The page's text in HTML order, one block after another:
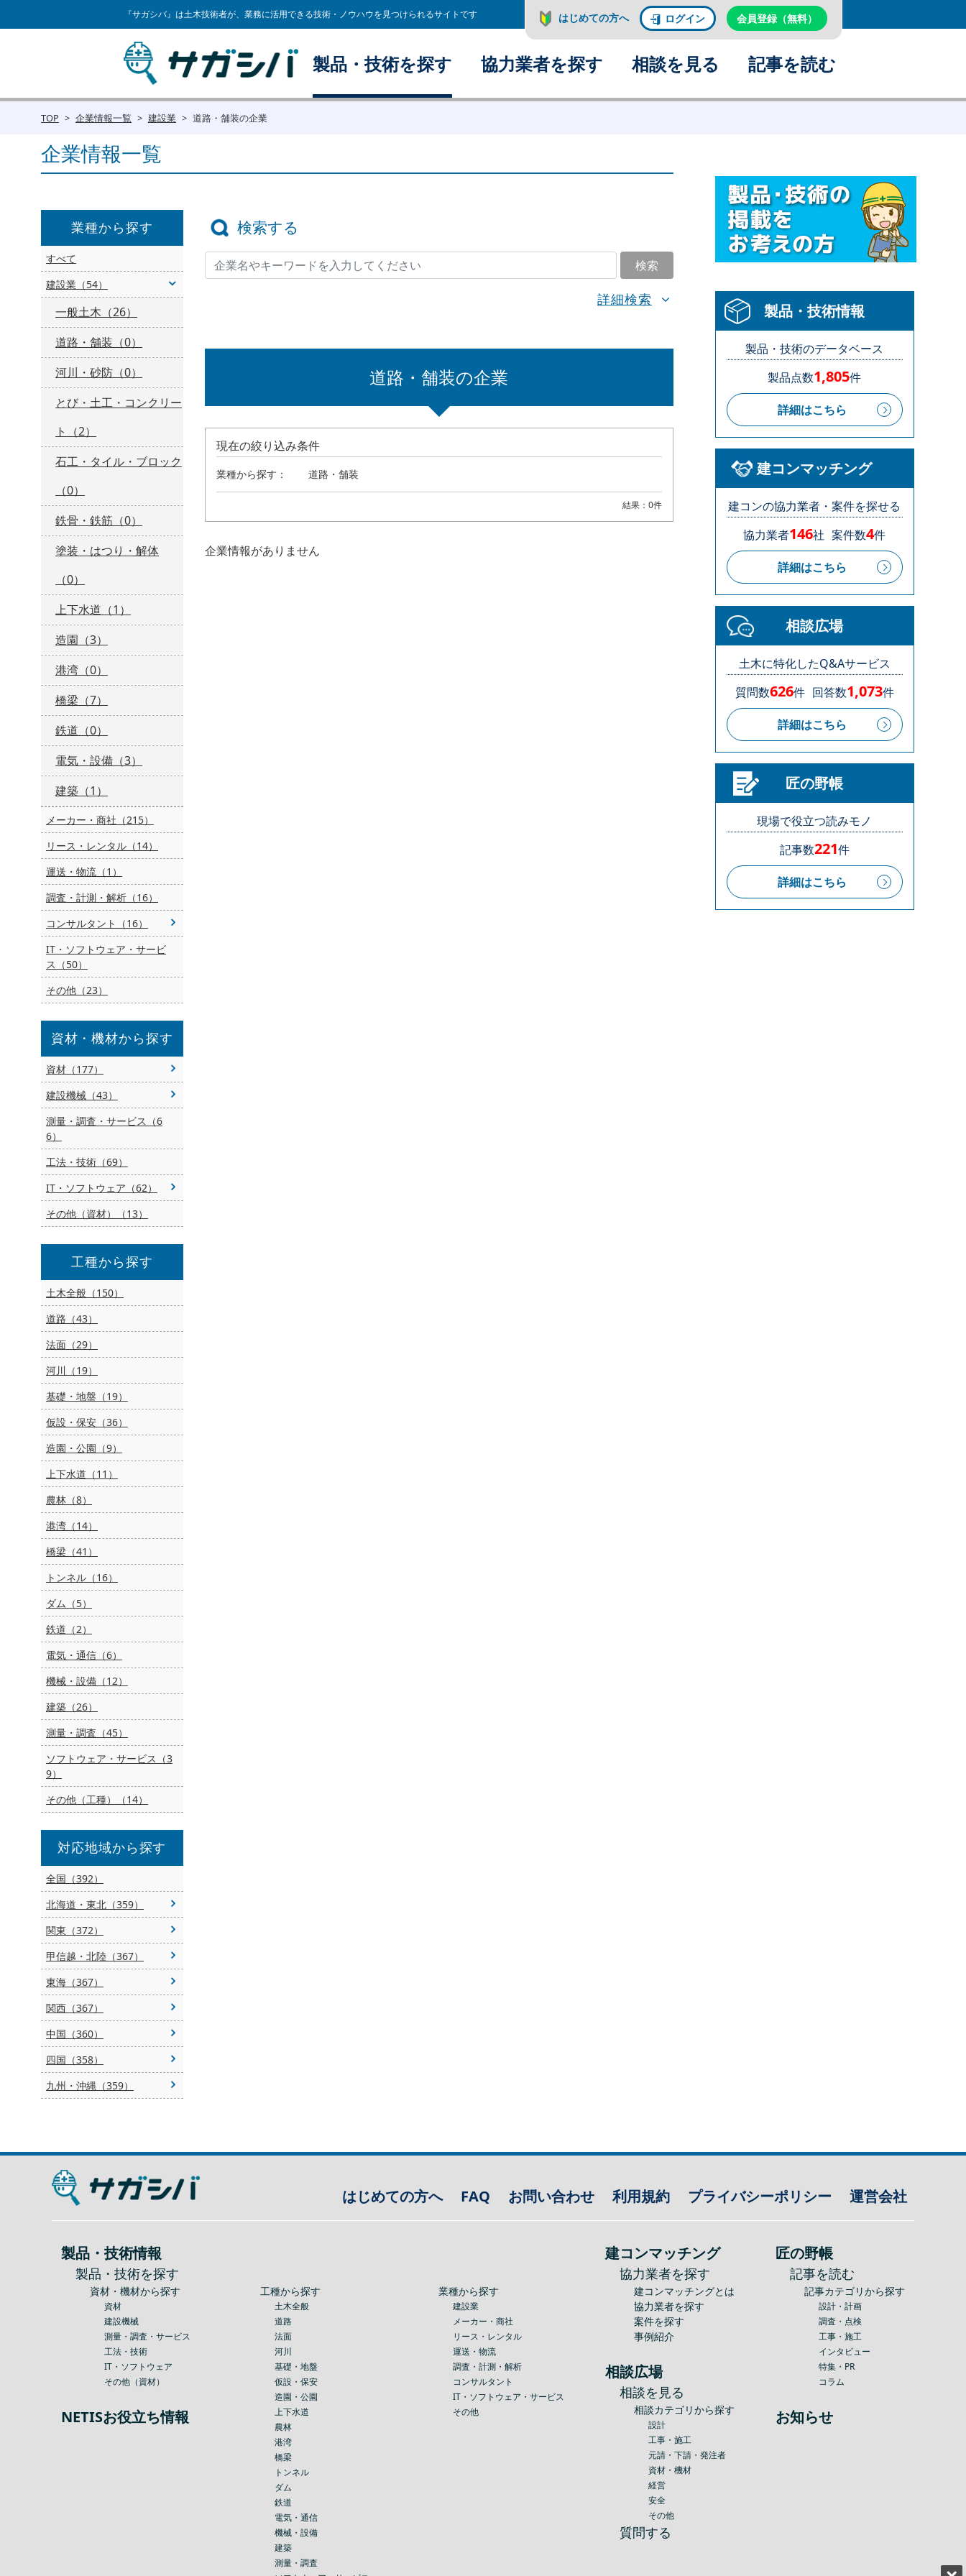
『サガシバ』は土木技術者が、業務に活用できる技術・ノウハウを見つけられるサイトです はじめての方へ ログイン 会員登録（無料）
製品・技術を探す 協力業者を探す 相談を見る 記事を読む
TOP 企業情報一覧 建設業 道路・舗装の企業
企業情報一覧
業種から探す
すべて
建設業（54）
一般土木（26）
道路・舗装（0）
河川・砂防（0）
とび・土工・コンクリー
ト（2）
石工・タイル・ブロック
（0）
鉄骨・鉄筋（0）
塗装・はつり・解体
（0）
上下水道（1）
造園（3）
港湾（0）
橋梁（7）
鉄道（0）
電気・設備（3）
建築（1）
メーカー・商社（215）
リース・レンタル（14）
運送・物流（1）
調査・計測・解析（16）
コンサルタント（16）
IT・ソフトウェア・サービ
ス（50）
その他（23）
資材・機材から探す
資材（177）
建設機械（43）
測量・調査・サービス（6
6）
工法・技術（69）
IT・ソフトウェア（62）
その他（資材）（13）
工種から探す
土木全般（150）
道路（43）
法面（29）
河川（19）
基礎・地盤（19）
仮設・保安（36）
造園・公園（9）
上下水道（11）
農林（8）
港湾（14）
橋梁（41）
トンネル（16）
ダム（5）
鉄道（2）
電気・通信（6）
機械・設備（12）
建築（26）
測量・調査（45）
ソフトウェア・サービス（3
9）
その他（工種）（14）
対応地域から探す
全国（392）
北海道・東北（359）
関東（372）
甲信越・北陸（367）
東海（367）
関西（367）
中国（360）
四国（358）
九州・沖縄（359）
検索する
検索
詳細検索
道路・舗装の企業
現在の絞り込み条件
業種から探す： 道路・舗装
結果：0件
企業情報がありません
製品・技術情報
製品・技術のデータベース
製品点数1,805件
詳細はこちら
建コンマッチング
建コンの協力業者・案件を探せる
協力業者146社 案件数4件
詳細はこちら
相談広場
土木に特化したQ&Aサービス
質問数626件 回答数1,073件
詳細はこちら
匠の野帳
現場で役立つ読みモノ
記事数221件
詳細はこちら
はじめての方へ FAQ お問い合わせ 利用規約 プライバシーポリシー 運営会社
製品・技術情報
製品・技術を探す
資材・機材から探す
資材
建設機械
測量・調査・サービス
工法・技術
IT・ソフトウェア
その他（資材）
NETISお役立ち情報
工種から探す
土木全般
道路
法面
河川
基礎・地盤
仮設・保安
造園・公園
上下水道
農林
港湾
橋梁
トンネル
ダム
鉄道
電気・通信
機械・設備
建築
測量・調査
業種から探す
建設業
メーカー・商社
リース・レンタル
運送・物流
調査・計測・解析
コンサルタント
IT・ソフトウェア・サービス
その他
建コンマッチング
協力業者を探す
建コンマッチングとは
協力業者を探す
案件を探す
事例紹介
相談広場
相談を見る
相談カテゴリから探す
設計
工事・施工
元請・下請・発注者
資材・機材
経営
安全
その他
質問する
匠の野帳
記事を読む
記事カテゴリから探す
設計・計画
調査・点検
工事・施工
インタビュー
特集・PR
コラム
お知らせ